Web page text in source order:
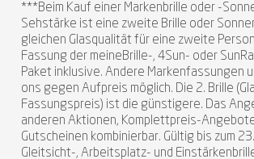
***Beim Kauf einer Markenbrille oder -
Sehstärke ist eine zweite Brille oder
gleichen Glasqualität für eine zweite
Fassung der meineBrille-, 4Sun- oder
Paket inklusive. Andere Markenfassungen
ons gegen Aufpreis möglich. Die 2. Brille
Fassungspreis) ist die günstigere. Das
anderen Aktionen, Komplettpreis-
Gutscheinen kombinierbar. Gültig bis zum
Gleitsicht-, Arbeitsplatz- und